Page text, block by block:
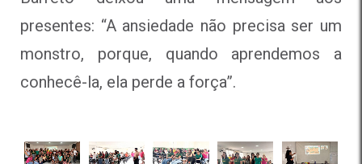
presentes: “A ansiedade não precisa ser um
monstro, porque, quando aprendemos a
conhecê-la, ela perde a força”.